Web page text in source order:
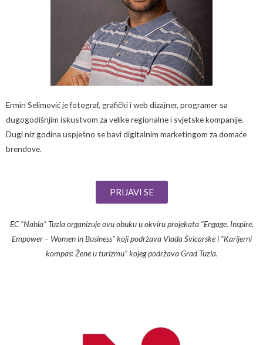
Ermin Selimović je fotograf, grafički i web dizajner, programer sa
dugogodišnjim iskustvom za velike regionalne i svjetske kompanije.
Dugi niz godina uspješno se bavi digitalnim marketingom za domaće
brendove.
PRIJAVI SE
EC “Nahla” Tuzlaorganizujeovu obuku u okviru projekata “Engage. Inspire.
Empower – Women in Business” kojipodržavaVlada Švicarske i “Karijerni
kompas: Žene u turizmu” kojegpodržavaGrad Tuzla.